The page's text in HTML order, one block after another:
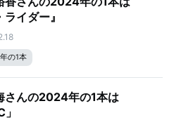
ライダー』
の1本
さんの2024年の1本は
」